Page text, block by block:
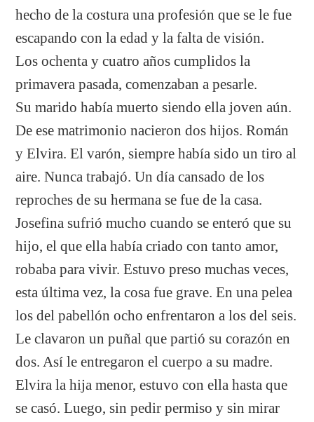
hecho de la costura una profesión que se le fue
escapando con la edad y la falta de visión.
Los ochenta y cuatro años cumplidos la
primavera pasada, comenzaban a pesarle.
Su marido había muerto siendo ella joven aún.
De ese matrimonio nacieron dos hijos. Román
y Elvira. El varón, siempre había sido un tiro al
aire. Nunca trabajó. Un día cansado de los
reproches de su hermana se fue de la casa.
Josefina sufrió mucho cuando se enteró que su
hijo, el que ella había criado con tanto amor,
robaba para vivir. Estuvo preso muchas veces,
esta última vez, la cosa fue grave. En una pelea
los del pabellón ocho enfrentaron a los del seis.
Le clavaron un puñal que partió su corazón en
dos. Así le entregaron el cuerpo a su madre.
Elvira la hija menor, estuvo con ella hasta que
se casó. Luego, sin pedir permiso y sin mirar